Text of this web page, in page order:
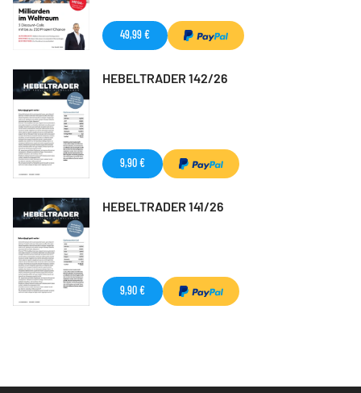
49,99 €
HEBELTRADER 142/26
9,90 €
HEBELTRADER 141/26
9,90 €